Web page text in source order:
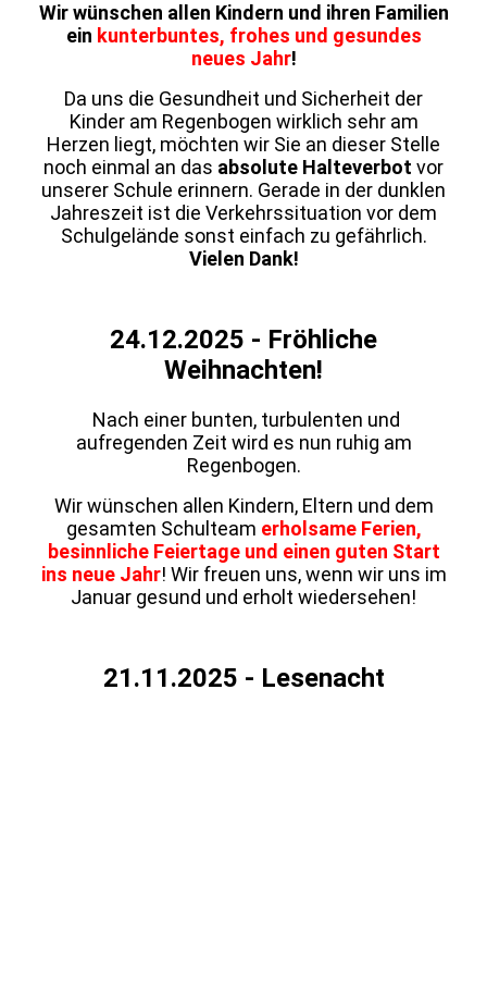
Wir wünschen allen Kindern und ihren Familien
ein kunterbuntes, frohes und gesundes
neues Jahr!
Da uns die Gesundheit und Sicherheit der
Kinder am Regenbogen wirklich sehr am
Herzen liegt, möchten wir Sie an dieser Stelle
noch einmal an das absolute Halteverbot vor
unserer Schule erinnern. Gerade in der dunklen
Jahreszeit ist die Verkehrssituation vor dem
Schulgelände sonst einfach zu gefährlich.
Vielen Dank!
24.12.2025 - Fröhliche
Weihnachten!
Nach einer bunten, turbulenten und
aufregenden Zeit wird es nun ruhig am
Regenbogen.
Wir wünschen allen Kindern, Eltern und dem
gesamten Schulteam erholsame Ferien,
besinnliche Feiertage und einen guten Start
ins neue Jahr! Wir freuen uns, wenn wir uns im
Januar gesund und erholt wiedersehen!
21.11.2025 - Lesenacht